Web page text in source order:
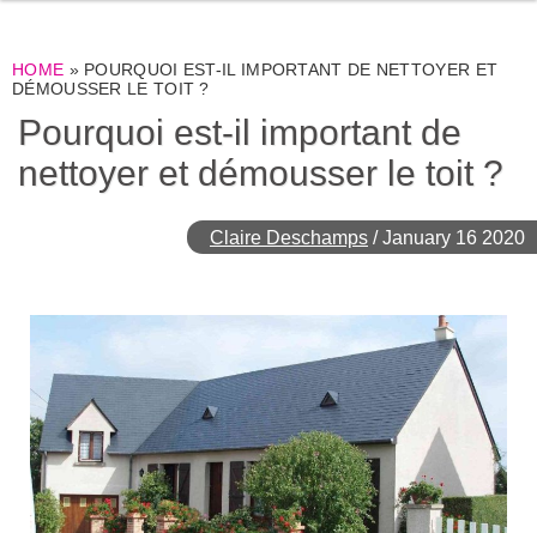
HOME » POURQUOI EST-IL IMPORTANT DE NETTOYER ET
DÉMOUSSER LE TOIT ?
Pourquoi est-il important de
nettoyer et démousser le toit ?
Claire Deschamps /January 16 2020